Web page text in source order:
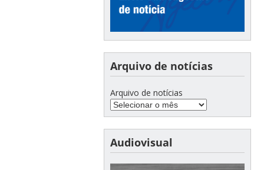
Arquivo de notícias
Arquivo de notícias
Audiovisual